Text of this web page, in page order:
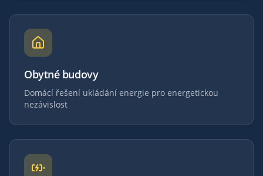
Obytné budovy
Domácí řešení ukládání energie pro energetickou
nezávislost